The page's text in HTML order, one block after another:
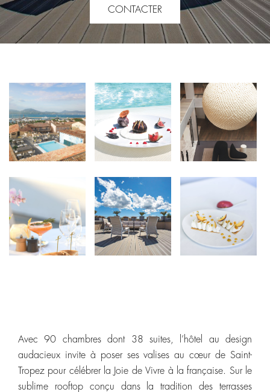
CONTACTER
Avec 90 chambres dont 38 suites, l’hôtel au design
audacieux invite à poser ses valises au cœur de Saint-
Tropez pour célébrer la Joie de Vivre à la française. Sur le
sublime rooftop conçu dans la tradition des terrasses